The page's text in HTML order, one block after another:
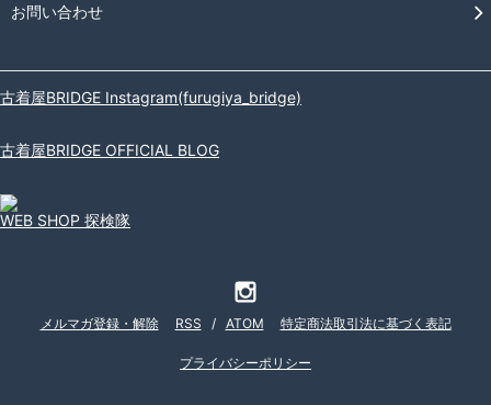
お問い合わせ
古着屋BRIDGE Instagram(furugiya_bridge)
古着屋BRIDGE OFFICIAL BLOG
WEB SHOP 探検隊
メルマガ登録・解除 RSS / ATOM 特定商法取引法に基づく表記
プライバシーポリシー